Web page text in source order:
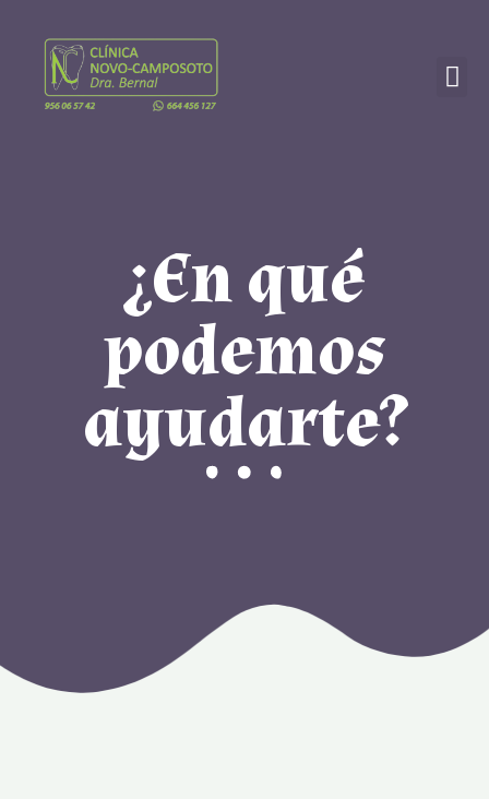
¿En qué
podemos
ayudarte?